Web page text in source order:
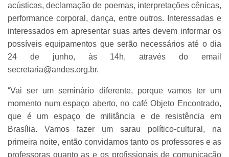
acústicas, declamação de poemas, interpretações cênicas,
performance corporal, dança, entre outros. Interessadas e
interessados em apresentar suas artes devem informar os
possíveis equipamentos que serão necessários até o dia
24 de junho, às 14h, através do email
secretaria@andes.org.br.
“Vai ser um seminário diferente, porque vamos ter um
momento num espaço aberto, no café Objeto Encontrado,
que é um espaço de militância e de resistência em
Brasília. Vamos fazer um sarau político-cultural, na
primeira noite, então convidamos tanto os professores e as
professoras quanto as e os profissionais de comunicação